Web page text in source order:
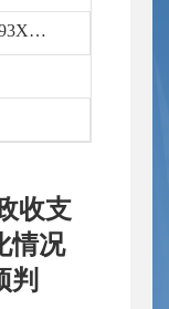
1137012600421193XL/2025-6675841
收支
情况
判